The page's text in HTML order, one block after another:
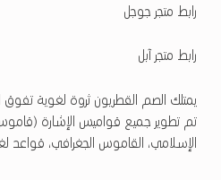
رابط متجر جوجل
رابط متجر آبل
يمتلك الصم القطريون ثروة لغوية
تم تطوير جميع قواميس الإشارة (قاموس
الإسلامي، القاموس الجغرافي، قواعد